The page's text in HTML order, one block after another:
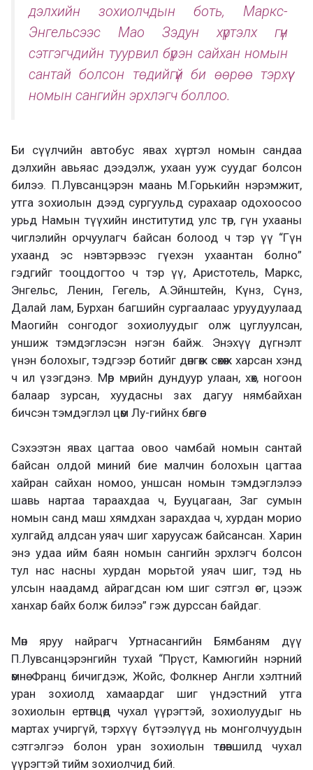
дэлхийн зохиолчдын боть, Маркс-
Энгельсээс Мао Зэдун хүртэлх гүн
сэтгэгчдийн туурвил бүрэн сайхан номын
сантай болсон төдийгүй би өөрөө тэрхүү
номын сангийн эрхлэгч боллоо.
Би сүүлчийн автобус явах хүртэл номын сандаа
дэлхийн авьяас дээдэлж, ухаан ууж суудаг болсон
билээ. П.Лувсанцэрэн маань М.Горькийн нэрэмжит,
утга зохиолын дээд сургуульд сурахаар одохоосоо
урьд Намын түүхийн институтид улс төр, гүн ухааны
чиглэлийн орчуулагч байсан болоод ч тэр үү “Гүн
ухаанд эс нэвтэрвээс гүехэн ухаантан болно”
гэдгийг тооцдогтоо ч тэр үү, Аристотель, Маркс,
Энгельс, Ленин, Гегель, А.Эйнштейн, Күнз, Сүнз,
Далай лам, Бурхан багшийн сургаалаас уруудуулаад
Маогийн сонгодог зохиолуудыг олж цуглуулсан,
уншиж тэмдэглэсэн нэгэн байж. Энэхүү дүгнэлт
үнэн болохыг, тэдгээр ботийг дөнгөж сөхөж харсан хэнд
ч ил үзэгдэнэ. Мөр мөрийн дундуур улаан, хөх, ногоон
балаар зурсан, хуудасны зах дагуу нямбайхан
бичсэн тэмдэглэл цөм Лу-гийнх бөлгөө.
Сэхээтэн явах цагтаа овоо чамбай номын сантай
байсан олдой миний бие малчин болохын цагтаа
хайран сайхан номоо, уншсан номын тэмдэглэлээ
шавь нартаа тараахдаа ч, Бууцагаан, Заг сумын
номын санд маш хямдхан зарахдаа ч, хурдан морио
хулгайд алдсан уяач шиг харуусаж байсансан. Харин
энэ удаа ийм баян номын сангийн эрхлэгч болсон
тул нас насны хурдан морьтой уяач шиг, тэд нь
улсын наадамд айрагдсан юм шиг сэтгэл өег, цээж
ханхар байх болж билээ” гэж дурссан байдаг.
Мөн яруу найрагч Уртнасангийн Бямбаням дүү
П.Лувсанцэрэнгийн тухай “Прүст, Камюгийн нэрний
өмнө Франц бичигдэж, Жойс, Фолкнер Англи хэлтний
уран зохиолд хамаардаг шиг үндэстний утга
зохиолын ертөнцөд чухал үүрэгтэй, зохиолуудыг нь
мартах учиргүй, тэрхүү бүтээлүүд нь монголчуудын
сэтгэлгээ болон уран зохиолын төлөвшилд чухал
үүрэгтэй тийм зохиолчид бий.